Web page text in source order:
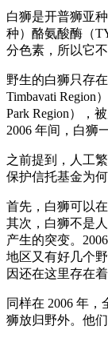
白狮是开普狮亚种
种）酪氨酸酶（
分色素，所以它
野生的白狮只存
Timbavati Region
Park Region），
2006 年间，白狮
之前提到，人工
保护信托基金为
首先，白狮可以
其次，白狮不是
产生的突变。
地区又有好几个
因还在这里存在着
同样在 2006 年
狮放归野外。他